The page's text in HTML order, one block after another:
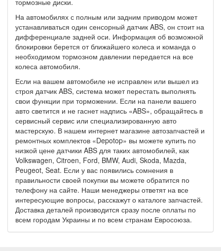
тормозные диски.
На автомобилях с полным или задним приводом может
устанавливаться один сенсорный датчик ABS, он стоит на
дифференциале задней оси. Информация об возможной
блокировки берется от ближайшего колеса и команда о
необходимом тормозном давлении передается на все
колеса автомобиля.
Если на вашем автомобиле не исправлен или вышел из
строя датчик ABS, система может перестать выполнять
свои функции при торможении. Если на панели вашего
авто светится и не гаснет надпись «ABS», обращайтесь в
сервисный сервис или специализированную авто
мастерскую. В нашем интернет магазине автозапчастей и
ремонтных комплектов «Depotop» вы можете купить по
низкой цене датчики ABS для таких автомобилей, как
Volkswagen, Citroen, Ford, BMW, Audi, Skoda, Mazda,
Peugeot, Seat. Если у вас появились сомнения в
правильности своей покупки вы можете обратится по
телефону на сайте. Наши менеджеры ответят на все
интересующие вопросы, расскажут о каталоге запчастей.
Доставка деталей производится сразу после оплаты по
всем городам Украины и по всем странам Евросоюза.